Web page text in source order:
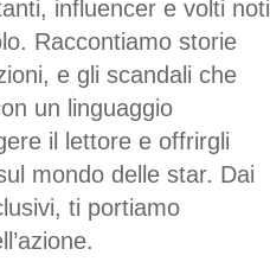
influencer e volti noti
Raccontiamo storie
e gli scandali che
un linguaggio
il lettore e offrirgli
mondo delle star. Dai
ti portiamo